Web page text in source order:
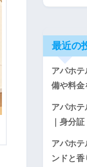
最近の
アパホ
備や料金
アパホ
｜身分
アパホテ
ンドと